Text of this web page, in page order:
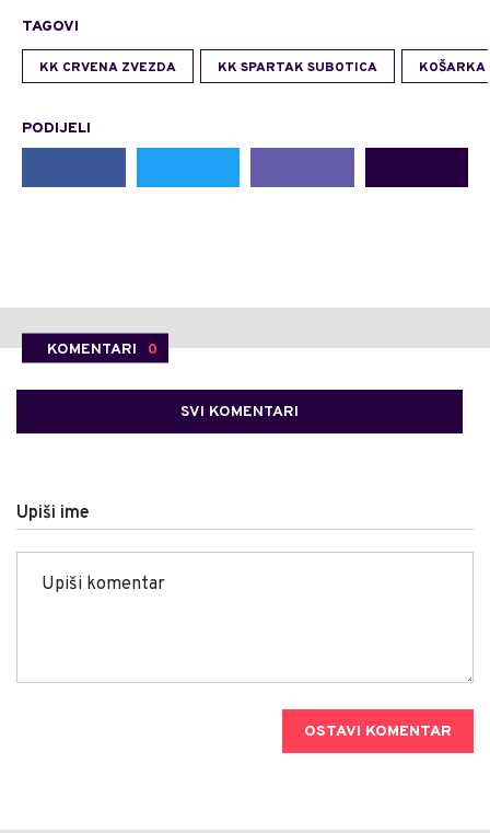
TAGOVI
KK CRVENA ZVEZDA KK SPARTAK SUBOTICA KOŠARKA
PODIJELI
KOMENTARI 0
SVI KOMENTARI
Upiši ime
OSTAVI KOMENTAR